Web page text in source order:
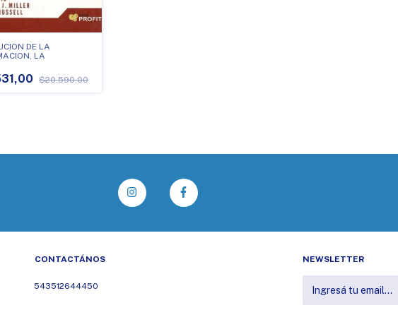
DE LA
LA
$20.590,00
CONTACTÁNOS
543512644450
NEWSLETTER